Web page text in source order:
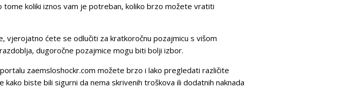
tome koliki iznos vam je potreban, koliko brzo možete vratiti
vjerojatno ćete se odlučiti za kratkoročnu pozajmicu s višom
dugoročne pozajmice mogu biti bolji izbor.
zaemsloshockr.com možete brzo i lako pregledati različite
biste bili sigurni da nema skrivenih troškova ili dodatnih naknada